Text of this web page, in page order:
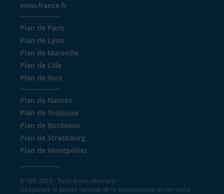
www.france.fr
Plan de Paris
Plan de Lyon
Plan de Marseille
Plan de Lille
Plan de Nice
Plan de Nantes
Plan de Toulouse
Plan de Bordeaux
Plan de Strasbourg
Plan de Montpellier
© IGN 2023 - Tous droits réservés -
Géoportail, le portail national de la connaissance du territoire